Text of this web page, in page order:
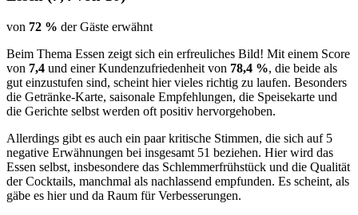
von 72 % der Gäste erwähnt
Beim Thema Essen zeigt sich ein erfreuliches Bild! Mit einem Score
von 7,4 und einer Kundenzufriedenheit von 78,4 %, die beide als
gut einzustufen sind, scheint hier vieles richtig zu laufen. Besonders
die Getränke-Karte, saisonale Empfehlungen, die Speisekarte und
die Gerichte selbst werden oft positiv hervorgehoben.
Allerdings gibt es auch ein paar kritische Stimmen, die sich auf 5
negative Erwähnungen bei insgesamt 51 beziehen. Hier wird das
Essen selbst, insbesondere das Schlemmerfrühstück und die Qualität
der Cocktails, manchmal als nachlassend empfunden. Es scheint, als
gäbe es hier und da Raum für Verbesserungen.